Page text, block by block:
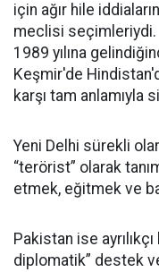
için ağır hile
meclisi seçimleriydi.
1989 yılına
Keşmir'de
karşı tam anlamıyla
Yeni Delhi sürekli
“terörist” olarak
etmek, eğitmek ve
Pakistan ise
diplomatik” destek